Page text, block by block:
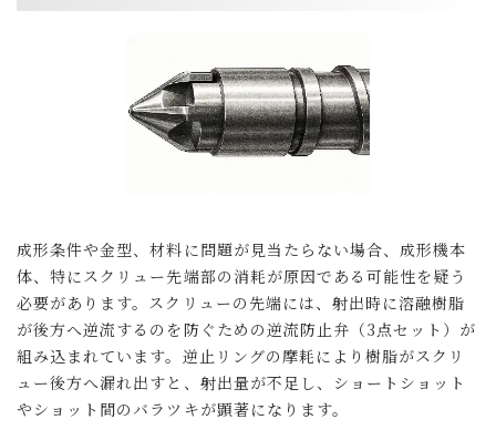
成形条件や金型、材料に問題が見当たらない場合、成形機本
体、特にスクリュー先端部の消耗が原因である可能性を疑う
必要があります。スクリューの先端には、射出時に溶融樹脂
が後方へ逆流するのを防ぐための逆流防止弁（3点セット）が
組み込まれています。逆止リングの摩耗により樹脂がスクリ
ュー後方へ漏れ出すと、射出量が不足し、ショートショット
やショット間のバラツキが顕著になります。